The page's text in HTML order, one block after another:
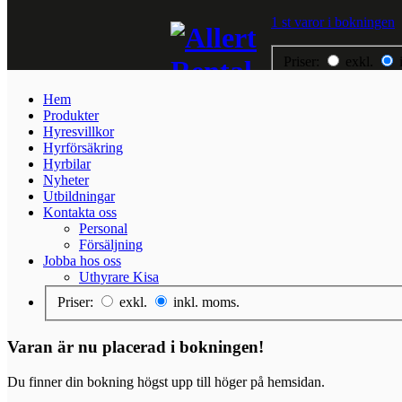
Hem
Produkter
Hyresvillkor
Hyrförsäkring
Hyrbilar
Nyheter
Utbildningar
Kontakta oss
Personal
Försäljning
Jobba hos oss
Uthyrare Kisa
Priser:
exkl. inkl. moms.
1 st varor i bokningen
Priser: exkl.
Varan är nu placerad i bokningen!
Du finner din bokning högst upp till höger på hemsidan.